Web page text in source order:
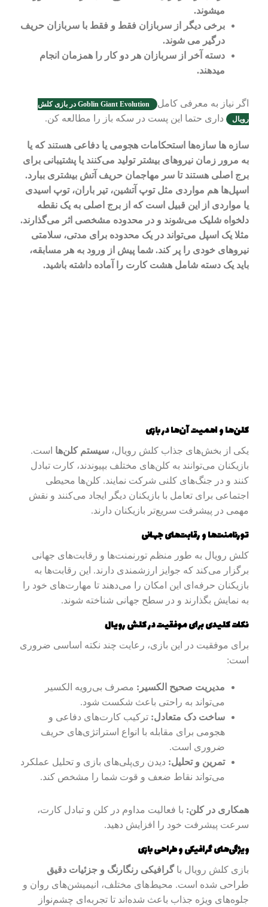
میشوند.
برخی دیگر از سربازان فقط و فقط با سربازان حریف
درگیر می شوند.
دسته آخر از سربازان هر دو کار را همزمان انجام
میدهند.
اگر نیاز به معرفی کامل
Goblin Giant Evolution در بازی کلش
رویال
داری حتما این پست در سکه باز را مطالعه کن.
سازه ها سازه‌ها استحکامات هجومی یا دفاعی هستند که یا
به مرور زمان نیروهای بیشتر تولید می‌کنند یا پشتیبانی برای
برج اصلی هستند تا سر مهاجمان حریف آتش بیشتری ببارد.
اسپل‌ها هم مواردی مثل توپ آتشین، تیر باران، توپ اسیدی
یا مواردی از این قبیل است که از برج اصلی به یک نقطه
دلخواه شلیک می‌شوند و در محدوده مشخصی اثر می‌گذارند.
مثلا یک اسپل می‌تواند در یک محدوده برای مدتی، سلامتی
نیروهای خودی را پر کند. شما پیش از ورود به هر مسابقه،
باید یک دسته شامل هشت کارت را آماده داشته باشید.
کلن‌ها و اهمیت آن‌ها در بازی
یکی از بخش‌های جذاب کلش رویال،سیستم کلن‌ها است.
بازیکنان می‌توانند به کلن‌های مختلف بپیوندند، کارت تبادل
کنند و در جنگ‌های کلنی شرکت نمایند. کلن‌ها محیطی
اجتماعی برای تعامل با بازیکنان دیگر ایجاد می‌کنند و نقش
مهمی در پیشرفت سریع‌تر بازیکنان دارند.
تورنامنت‌ها و رقابت‌های جهانی
کلش رویال به طور منظم تورنمنت‌ها و رقابت‌های جهانی
برگزار می‌کند که جوایز ارزشمندی دارند. این رقابت‌ها به
بازیکنان حرفه‌ای این امکان را می‌دهند تا مهارت‌های خود را
به نمایش بگذارند و در سطح جهانی شناخته شوند.
نکات کلیدی برای موفقیت در کلش رویال
برای موفقیت در این بازی، رعایت چند نکته اساسی ضروری
است:
مدیریت صحیح الکسیر: مصرف بی‌رویه الکسیر
می‌تواند به راحتی باعث شکست شود.
ساخت دک متعادل: ترکیب کارت‌های دفاعی و
هجومی برای مقابله با انواع استراتژی‌های حریف
ضروری است.
تمرین و تحلیل: دیدن ری‌پلی‌های بازی و تحلیل عملکرد
می‌تواند نقاط ضعف و قوت شما را مشخص کند.
همکاری در کلن: با فعالیت مداوم در کلن و تبادل کارت،
سرعت پیشرفت خود را افزایش دهید.
ویژگی‌های گرافیکی و طراحی بازی
بازی کلش رویال باگرافیکی رنگارنگ و جزئیات دقیق
طراحی شده است. محیط‌های مختلف، انیمیشن‌های روان و
جلوه‌های ویژه جذاب باعث شده‌اند تا تجربه‌ای چشم‌نواز